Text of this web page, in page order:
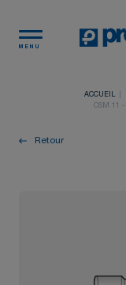
MENU
ACCUEIL
CSM 11 -
Retour